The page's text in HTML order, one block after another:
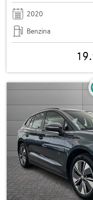
2020
Benzina